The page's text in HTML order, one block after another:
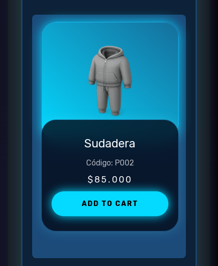
Sudadera
Código: P002
$85.000
ADD TO CART